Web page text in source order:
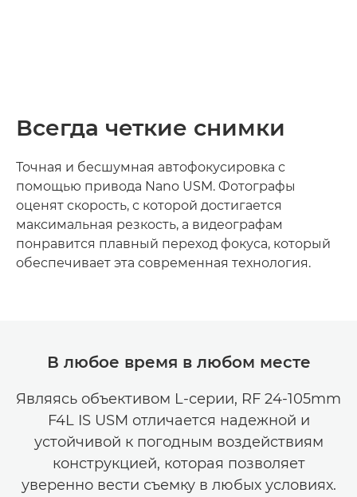
Всегда четкие снимки
Точная и бесшумная автофокусировка с
помощью привода Nano USM. Фотографы
оценят скорость, с которой достигается
максимальная резкость, а видеографам
понравится плавный переход фокуса, который
обеспечивает эта современная технология.
В любое время в любом месте
Являясь объективом L-серии, RF 24-105mm
F4L IS USM отличается надежной и
устойчивой к погодным воздействиям
конструкцией, которая позволяет
уверенно вести съемку в любых условиях.